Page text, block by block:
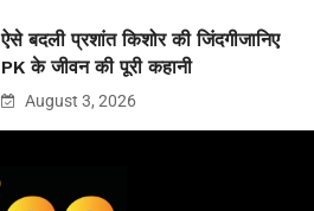
ऐसे बदली प्रशांत किशोर की जिंदगीजानिए
PK के जीवन की पूरी कहानी
August 3, 2026